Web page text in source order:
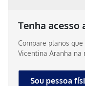
Tenha acesso
Compare planos
Vicentina Aranha na
Sou pessoa